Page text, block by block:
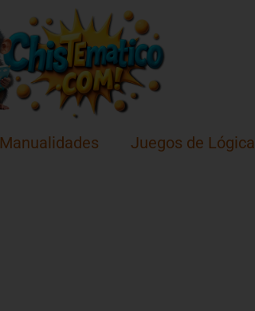
Manualidades Juegos de Lógica